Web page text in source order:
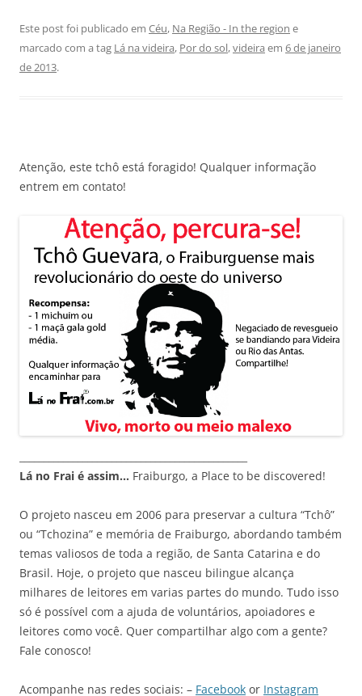
Este post foi publicado em Céu, Na Região - In the region e
marcado com a tag Lá na videira, Por do sol,videira em 6 de janeiro
de 2013.
Atenção, este tchô está foragido! Qualquer informação
entrem em contato!
Lá no Frai é assim… Fraiburgo, a Place to be discovered!
O projeto nasceu em 2006 para preservar a cultura “Tchô”
ou “Tchozina” e memória de Fraiburgo, abordando também
temas valiosos de toda a região, de Santa Catarina e do
Brasil. Hoje, o projeto que nasceu bilingue alcança
milhares de leitores em varias partes do mundo. Tudo isso
só é possível com a ajuda de voluntários, apoiadores e
leitores como você. Quer compartilhar algo com a gente?
Fale conosco!
Acompanhe nas redes sociais: – Facebook or Instagram